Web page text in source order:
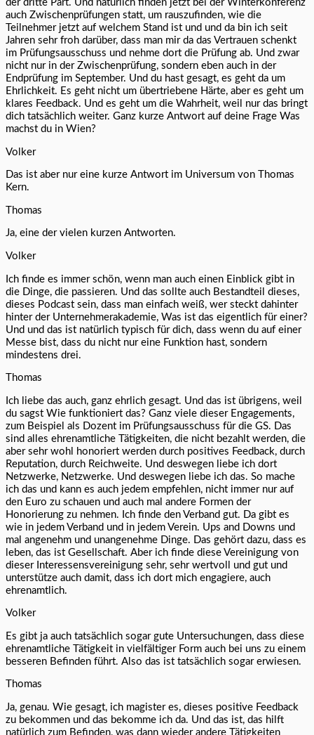
der dritte Part. Und natürlich finden jetzt bei der Winterkonferenz
auch Zwischenprüfungen statt, um rauszufinden, wie die
Teilnehmer jetzt auf welchem Stand ist und und da bin ich seit
Jahren sehr froh darüber, dass man mir da das Vertrauen schenkt
im Prüfungsausschuss und nehme dort die Prüfung ab. Und zwar
nicht nur in der Zwischenprüfung, sondern eben auch in der
Endprüfung im September. Und du hast gesagt, es geht da um
Ehrlichkeit. Es geht nicht um übertriebene Härte, aber es geht um
klares Feedback. Und es geht um die Wahrheit, weil nur das bringt
dich tatsächlich weiter. Ganz kurze Antwort auf deine Frage Was
machst du in Wien?
Volker
Das ist aber nur eine kurze Antwort im Universum von Thomas
Kern.
Thomas
Ja, eine der vielen kurzen Antworten.
Volker
Ich finde es immer schön, wenn man auch einen Einblick gibt in
die Dinge, die passieren. Und das sollte auch Bestandteil dieses,
dieses Podcast sein, dass man einfach weiß, wer steckt dahinter
hinter der Unternehmerakademie, Was ist das eigentlich für einer?
Und und das ist natürlich typisch für dich, dass wenn du auf einer
Messe bist, dass du nicht nur eine Funktion hast, sondern
mindestens drei.
Thomas
Ich liebe das auch, ganz ehrlich gesagt. Und das ist übrigens, weil
du sagst Wie funktioniert das? Ganz viele dieser Engagements,
zum Beispiel als Dozent im Prüfungsausschuss für die GS. Das
sind alles ehrenamtliche Tätigkeiten, die nicht bezahlt werden, die
aber sehr wohl honoriert werden durch positives Feedback, durch
Reputation, durch Reichweite. Und deswegen liebe ich dort
Netzwerke, Netzwerke. Und deswegen liebe ich das. So mache
ich das und kann es auch jedem empfehlen, nicht immer nur auf
den Euro zu schauen und auch mal andere Formen der
Honorierung zu nehmen. Ich finde den Verband gut. Da gibt es
wie in jedem Verband und in jedem Verein. Ups and Downs und
mal angenehm und unangenehme Dinge. Das gehört dazu, dass es
leben, das ist Gesellschaft. Aber ich finde diese Vereinigung von
dieser Interessensvereinigung sehr, sehr wertvoll und gut und
unterstütze auch damit, dass ich dort mich engagiere, auch
ehrenamtlich.
Volker
Es gibt ja auch tatsächlich sogar gute Untersuchungen, dass diese
ehrenamtliche Tätigkeit in vielfältiger Form auch bei uns zu einem
besseren Befinden führt. Also das ist tatsächlich sogar erwiesen.
Thomas
Ja, genau. Wie gesagt, ich magister es, dieses positive Feedback
zu bekommen und das bekomme ich da. Und das ist, das hilft
natürlich zum Befinden, was dann wieder andere Tätigkeiten